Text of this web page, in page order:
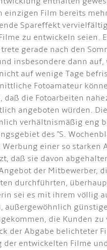
einzigen Film bereits
Spareffekt
zu entwickeln seien.
gerade nach den
insbesondere dann auf,
auf wenige Tage
Fotoamateur
daß die Fotoarbeiten
angeboten würden.
verhältnismäßig eng
des "S.
Werbung einer so starken
daß sie davon
der Mitbewerber,
durchführten,
sei es mit ihrem völlig
außergewöhnlich
die Kunden zu
der Abgabe belichteter
der entwickelten Filme